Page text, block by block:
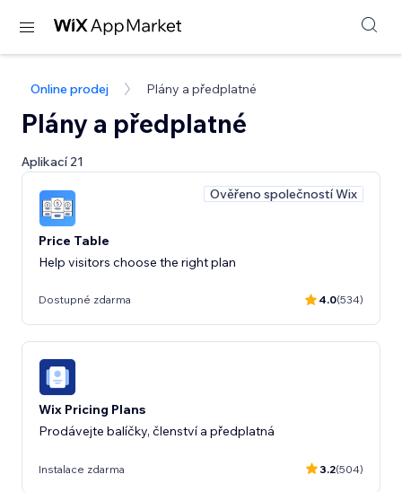
Online prodej Plány a předplatné
Plány a předplatné
Aplikací 21
Ověřeno společností Wix
Price Table
Help visitors choose the right plan
Dostupné zdarma 4.0(534)
Wix Pricing Plans
Prodávejte balíčky, členství a předplatná
Instalace zdarma 3.2(504)